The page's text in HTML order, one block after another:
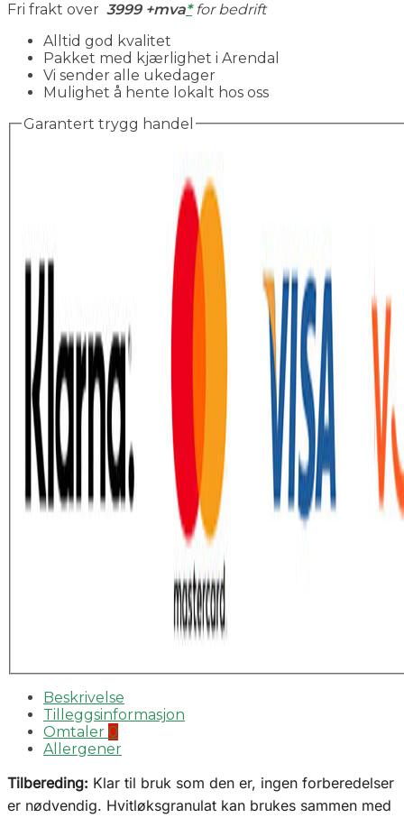
Fri frakt over 3999 +mva*for bedrift
Alltid god kvalitet
Pakket med kjærlighet i Arendal
Vi sender alle ukedager
Mulighet å hente lokalt hos oss
Garantert trygg handel
Beskrivelse
Tilleggsinformasjon
Omtaler 0
Allergener
Tilbereding: Klar til bruk som den er, ingen forberedelser
er nødvendig. Hvitløksgranulat kan brukes sammen med